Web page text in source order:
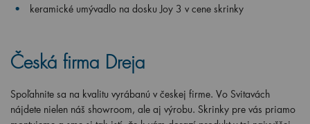
keramické umývadlo na dosku Joy 3 v cene skrinky
Česká firma Dreja
Spoľahnite sa na kvalitu vyrábanú v českej firme. Vo Svitavách
nájdete nielen náš showroom, ale aj výrobu. Skrinky pre vás priamo